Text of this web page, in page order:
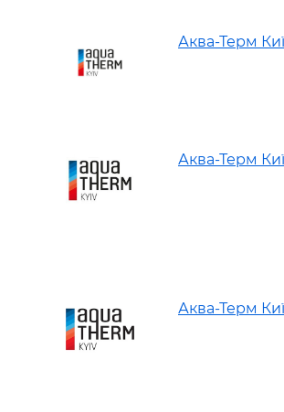
Аква-Терм
Аква-Терм
Аква-Терм